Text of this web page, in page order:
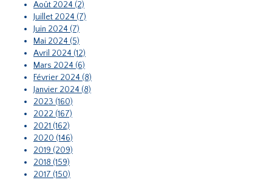
Août 2024 (2)
Juillet 2024 (7)
Juin 2024 (7)
Mai 2024 (5)
Avril 2024 (12)
Mars 2024 (6)
Février 2024 (8)
Janvier 2024 (8)
2023 (160)
2022 (167)
2021 (162)
2020 (146)
2019 (209)
2018 (159)
2017 (150)